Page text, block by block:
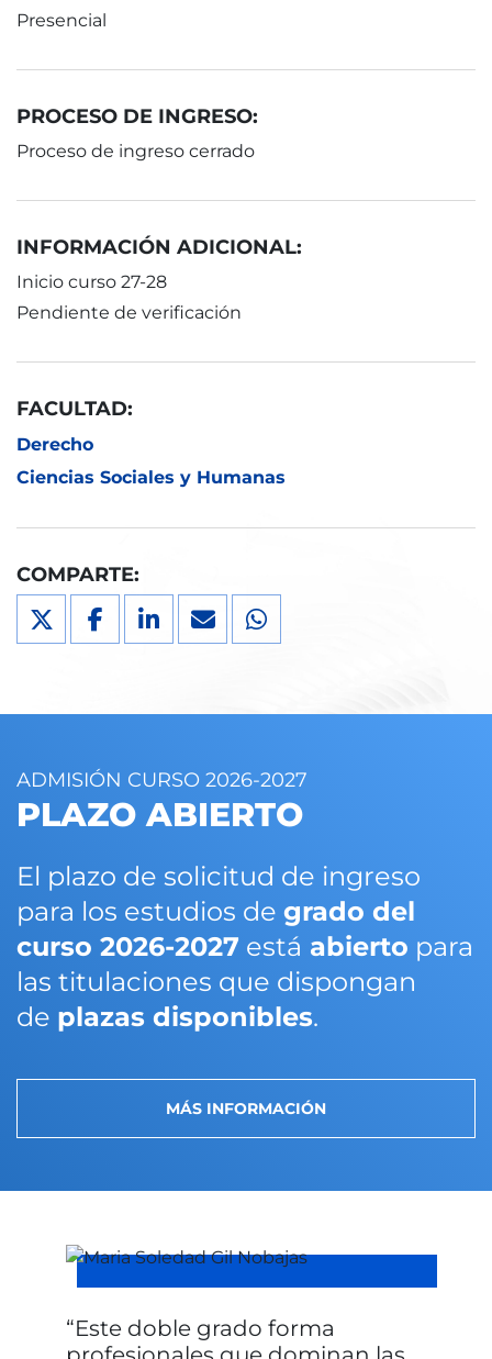
Presencial
PROCESO DE INGRESO:
Proceso de ingreso cerrado
INFORMACIÓN ADICIONAL:
Inicio curso 27-28
Pendiente de verificación
FACULTAD:
Derecho
Ciencias Sociales y Humanas
COMPARTE:
ADMISIÓN CURSO 2026-2027
PLAZO ABIERTO
El plazo de solicitud de ingreso
para los estudios de grado del
curso 2026-2027 está abierto para
las titulaciones que dispongan
de plazas disponibles.
MÁS INFORMACIÓN
Este doble grado forma